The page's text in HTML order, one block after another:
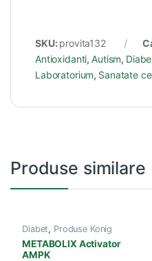
SKU: provita132
Antioxidanti,Autism,
Laboratorium, Sanatate
Produse similare
Diabet, Produse Konig
Laboratorium
METABOLIX Activator
AMPK